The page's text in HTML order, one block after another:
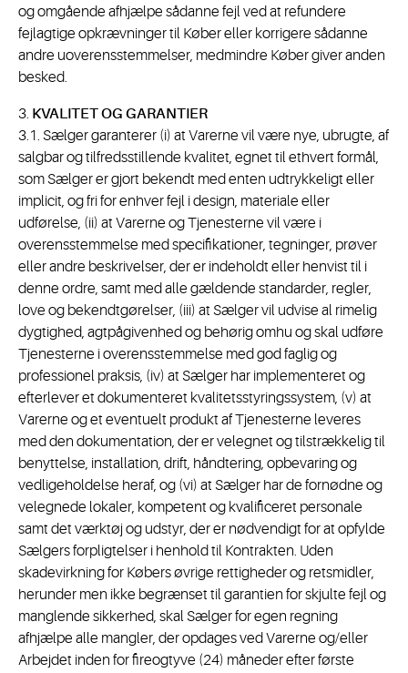
og omgående afhjælpe sådanne fejl ved at refundere
fejlagtige opkrævninger til Køber eller korrigere sådanne
andre uoverensstemmelser, medmindre Køber giver anden
besked.
3. KVALITET OG GARANTIER
3.1. Sælger garanterer (i) at Varerne vil være nye, ubrugte, af
salgbar og tilfredsstillende kvalitet, egnet til ethvert formål,
som Sælger er gjort bekendt med enten udtrykkeligt eller
implicit, og fri for enhver fejl i design, materiale eller
udførelse, (ii) at Varerne og Tjenesterne vil være i
overensstemmelse med specifikationer, tegninger, prøver
eller andre beskrivelser, der er indeholdt eller henvist til i
denne ordre, samt med alle gældende standarder, regler,
love og bekendtgørelser, (iii) at Sælger vil udvise al rimelig
dygtighed, agtpågivenhed og behørig omhu og skal udføre
Tjenesterne i overensstemmelse med god faglig og
professionel praksis, (iv) at Sælger har implementeret og
efterlever et dokumenteret kvalitetsstyringssystem, (v) at
Varerne og et eventuelt produkt af Tjenesterne leveres
med den dokumentation, der er velegnet og tilstrækkelig til
benyttelse, installation, drift, håndtering, opbevaring og
vedligeholdelse heraf, og (vi) at Sælger har de fornødne og
velegnede lokaler, kompetent og kvalificeret personale
samt det værktøj og udstyr, der er nødvendigt for at opfylde
Sælgers forpligtelser i henhold til Kontrakten. Uden
skadevirkning for Købers øvrige rettigheder og retsmidler,
herunder men ikke begrænset til garantien for skjulte fejl og
manglende sikkerhed, skal Sælger for egen regning
afhjælpe alle mangler, der opdages ved Varerne og/eller
Arbejdet inden for fireogtyve (24) måneder efter første